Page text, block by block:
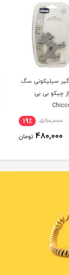
گیر سیلیكونی سگ
چیكو بی بی
590,000 19٪
480,000 تومان